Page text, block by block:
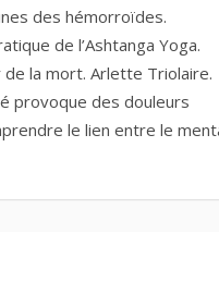
des hémorroïdes.
de l’Ashtanga Yoga.
de la mort. Arlette Triolaire.
provoque des douleurs
le lien entre le